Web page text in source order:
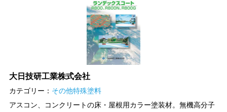
大日技研工業株式会社
カテゴリー： その他特殊塗料
アスコン、コンクリートの床・屋根用カラー塗装材。無機高分子